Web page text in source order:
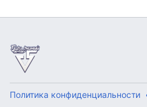
Политика конфиденциальности